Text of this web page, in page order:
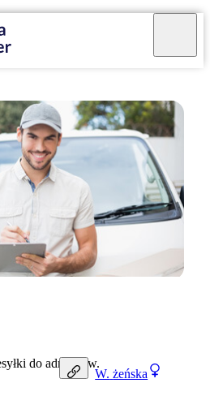
W. żeńska
do adresatów.